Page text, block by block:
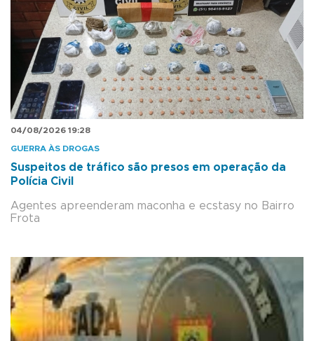
04/08/2026 19:28
GUERRA ÀS DROGAS
Suspeitos de tráfico são presos em operação da
Polícia Civil
Agentes apreenderam maconha e ecstasy no Bairro
Frota